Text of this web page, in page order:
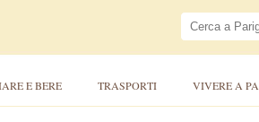
E BERE TRASPORTI VIVERE A